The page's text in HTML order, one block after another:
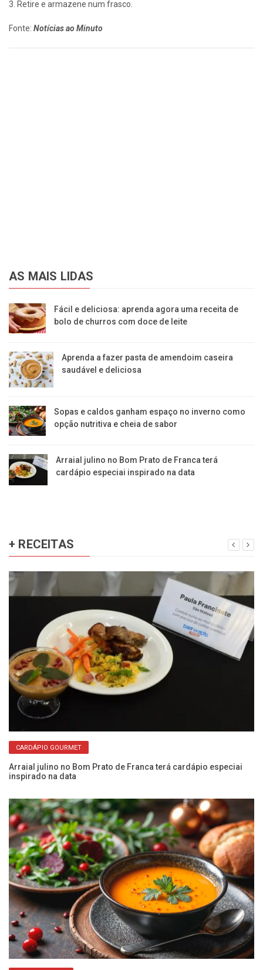
3. Retire e armazene num frasco.
Fonte: Notícias ao Minuto
AS MAIS LIDAS
Fácil e deliciosa: aprenda agora uma receita de
bolo de churros com doce de leite
Aprenda a fazer pasta de amendoim caseira
saudável e deliciosa
Sopas e caldos ganham espaço no inverno como
opção nutritiva e cheia de sabor
Arraial julino no Bom Prato de Franca terá
cardápio especiai inspirado na data
+ RECEITAS
CARDÁPIO GOURMET
Arraial julino no Bom Prato de Franca terá cardápio especiai
inspirado na data